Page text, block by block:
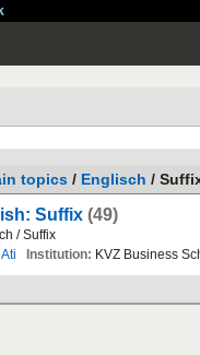
topics / Englisch /
Suffix (49)
/Suffix
Ati Institution: KVZ Business